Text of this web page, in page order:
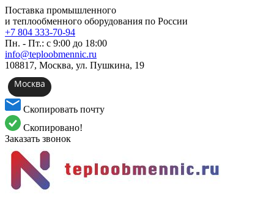
Поставка промышленного
и теплообменного оборудования по России
+7 804 333-70-94
Пн. - Пт.: с 9:00 до 18:00
info@teploobmennic.ru
108817, Москва, ул. Пушкина, 19
Москва
Скопировать почту
Скопировано!
Заказать звонок